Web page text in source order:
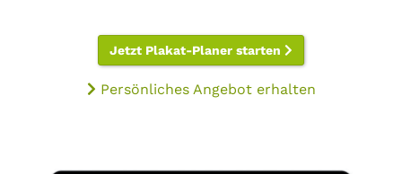
Jetzt Plakat-Planer starten
Persönliches Angebot erhalten